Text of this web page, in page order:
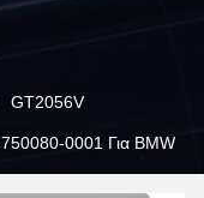
GT2056V
0001 Για BMW